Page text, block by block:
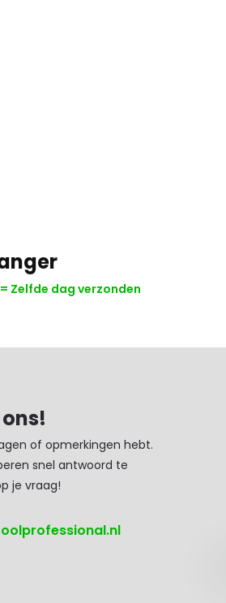
Zelfde dag verzonden
of opmerkingen hebt.
snel antwoord te
je vraag!